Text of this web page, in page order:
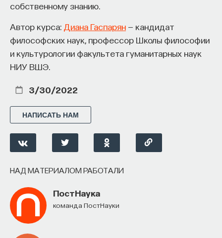
собственному знанию.
Автор курса: Диана Гаспарян — кандидат
философских наук, профессор Школы философии
и культурологии факультета гуманитарных наук
НИУ ВШЭ.
3/30/2022
НАПИСАТЬ НАМ
НАД МАТЕРИАЛОМ РАБОТАЛИ
ПостНаука
команда ПостНауки
ГИД
Скрытые угрозы
Внеси свой вклад в дело